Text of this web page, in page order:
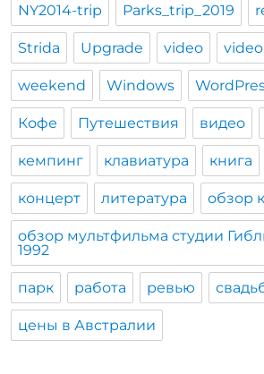
NY2014-trip Parks_trip_2019
Strida Upgrade video
weekend Windows
Кофе Путешествия видео
кемпинг клавиатура книга
концерт литература обзор
обзор мультфильма студии
1992
парк работа ревью
цены в Австралии